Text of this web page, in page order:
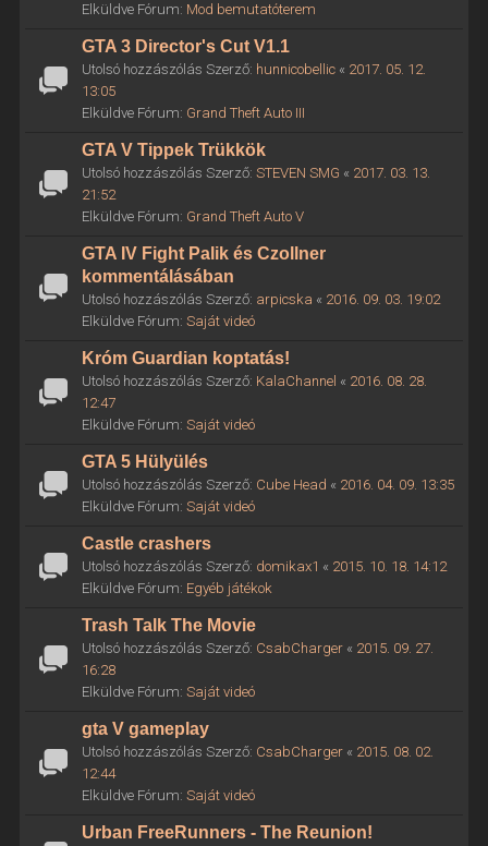
Elküldve Fórum: Mod bemutatóterem
GTA 3 Director's Cut V1.1
Utolsó hozzászólás Szerző: hunnicobellic« 2017. 05. 12.
13:05
Elküldve Fórum: Grand Theft Auto III
GTA V Tippek Trükkök
Utolsó hozzászólás Szerző: STEVEN SMG « 2017. 03. 13.
21:52
Elküldve Fórum: Grand Theft Auto V
GTA IV Fight Palik és Czollner
kommentálásában
Utolsó hozzászólás Szerző: arpicska « 2016. 09. 03. 19:02
Elküldve Fórum: Saját videó
Króm Guardian koptatás!
Utolsó hozzászólás Szerző: KalaChannel « 2016. 08. 28.
12:47
Elküldve Fórum: Saját videó
GTA 5 Hülyülés
Utolsó hozzászólás Szerző: Cube Head « 2016. 04. 09. 13:35
Elküldve Fórum: Saját videó
Castle crashers
Utolsó hozzászólás Szerző: domikax1 « 2015. 10. 18. 14:12
Elküldve Fórum: Egyéb játékok
Trash Talk The Movie
Utolsó hozzászólás Szerző: CsabCharger« 2015. 09. 27.
16:28
Elküldve Fórum: Saját videó
gta V gameplay
Utolsó hozzászólás Szerző: CsabCharger« 2015. 08. 02.
12:44
Elküldve Fórum: Saját videó
Urban FreeRunners - The Reunion!